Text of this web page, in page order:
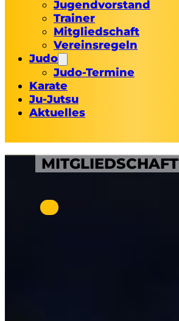
Jugendvorstand
Trainer
Mitgliedschaft
Vereinsregeln
Judo
Judo-Termine
Karate
Ju-Jutsu
Aktuelles
MITGLIEDSCHAFT